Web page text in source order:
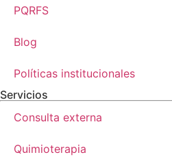
PQRFS
Blog
Políticas institucionales
Servicios
Consulta externa
Quimioterapia